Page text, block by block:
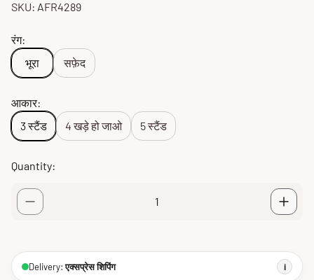
SKU: AFR4289
रंग:
भूरा
सफ़ेद
आकार:
3 स्टैंड
4 खड़े हो जाओ 5 स्टैंड
Quantity:
Delivery:एक्सप्रेस शिपिंग i